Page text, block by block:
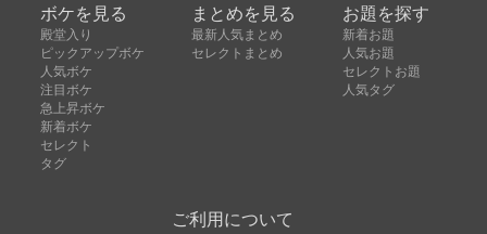
ボケを見る
殿堂入り
ピックアップボケ
人気ボケ
注目ボケ
急上昇ボケ
新着ボケ
セレクト
タグ
まとめを見る
最新人気まとめ
セレクトまとめ
お題を探す
新着お題
人気お題
セレクトお題
人気タグ
ご利用について